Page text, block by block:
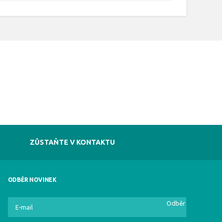
ZŮSTAŇTE V KONTAKTU
ODBĚR NOVINEK
Odběr